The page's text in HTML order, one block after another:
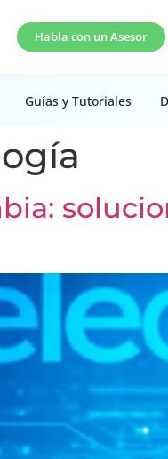
Habla con un Asesor
Guías y Tutoriales